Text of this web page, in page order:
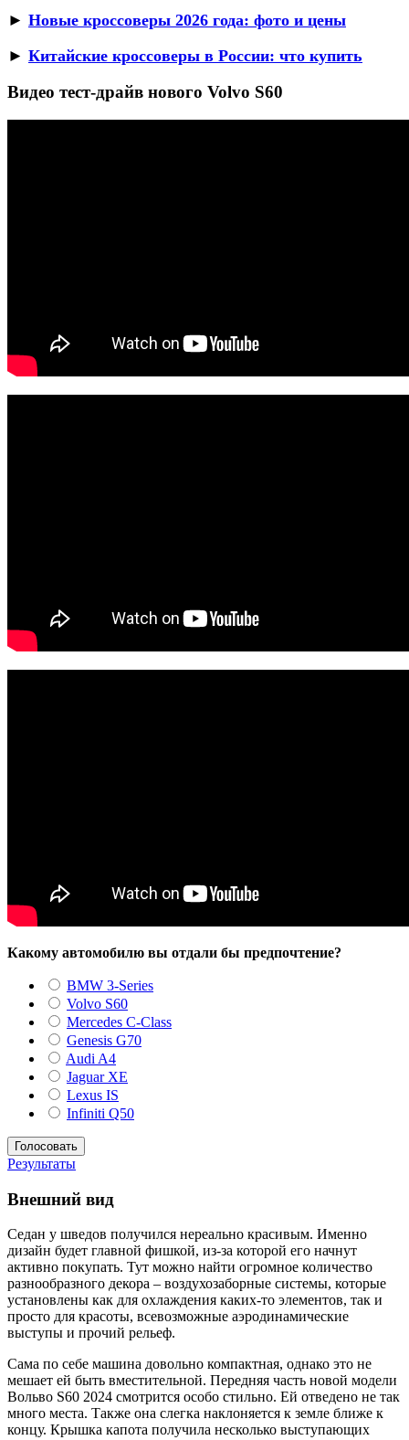
► Новые кроссоверы 2026 года: фото и цены
► Китайские кроссоверы в России: что купить
Видео тест-драйв нового Volvo S60
Какому автомобилю вы отдали бы предпочтение?
BMW 3-Series
Volvo S60
Mercedes C-Class
Genesis G70
Audi A4
Jaguar XE
Lexus IS
Infiniti Q50
Результаты
Внешний вид
Седан у шведов получился нереально красивым. Именно
дизайн будет главной фишкой, из-за которой его начнут
активно покупать. Тут можно найти огромное количество
разнообразного декора – воздухозаборные системы, которые
установлены как для охлаждения каких-то элементов, так и
просто для красоты, всевозможные аэродинамические
выступы и прочий рельеф.
Сама по себе машина довольно компактная, однако это не
мешает ей быть вместительной. Передняя часть новой модели
Вольво S60 2024 смотрится особо стильно. Ей отведено не так
много места. Также она слегка наклоняется к земле ближе к
концу. Крышка капота получила несколько выступающих